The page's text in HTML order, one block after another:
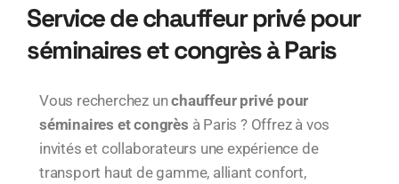
Service de chauffeur privé pour
séminaires et congrès à Paris
Vous recherchez unchauffeur privé pour
séminaires et congrès à Paris ? Offrez à vos
invités et collaborateurs une expérience de
transport haut de gamme, alliant confort,